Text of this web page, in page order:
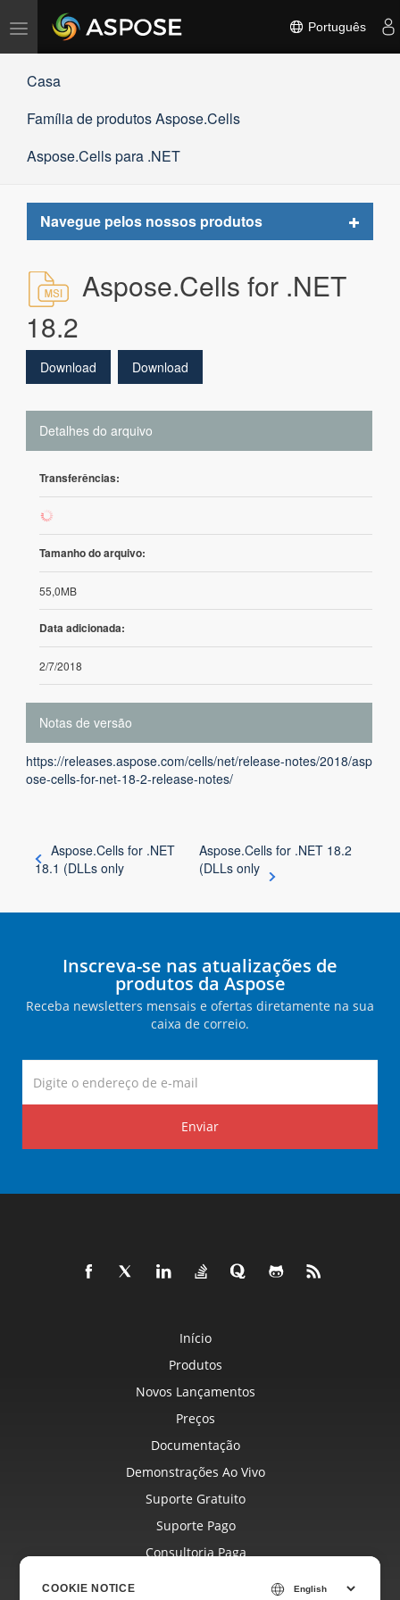
Alternar
navegação
Português
Casa
Família de produtos Aspose.Cells
Aspose.Cells para .NET
Navegue pelos nossos produtos
Toggle
Aspose.Cells for .NET
18.2
Download Download
Detalhes do arquivo
Transferências:
104
Tamanho do arquivo:
55,0MB
Data adicionada:
2/7/2018
Notas de versão
https://releases.aspose.com/cells/net/release-notes/2018/asp
ose-cells-for-net-18-2-release-notes/
Aspose.Cells for .NET
18.1 (DLLs only
Aspose.Cells for .NET 18.2
(DLLs only
Inscreva-se nas atualizações de
produtos da Aspose
Receba newsletters mensais e ofertas diretamente na sua
caixa de correio.
Enviar
Início
Produtos
Novos Lançamentos
Preços
Documentação
Demonstrações Ao Vivo
Suporte Gratuito
Suporte Pago
Consultoria Paga
COOKIE NOTICE